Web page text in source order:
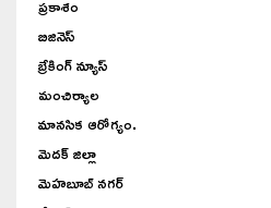
బిజినెస్
బ్రేకింగ్ న్యూస్
మంచిర్యాల
మానసిక ఆరోగ్యం.
మెదక్ జిల్లా
మెహబూబ్ నగర్